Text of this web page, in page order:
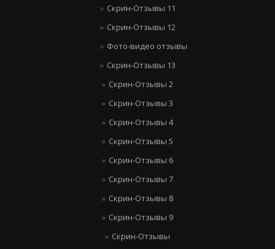
Скрин-Отзывы 11
Скрин-Отзывы 12
Фото-видео отзывы
Скрин-Отзывы 13
Скрин-Отзывы 2
Скрин-Отзывы 3
Скрин-Отзывы 4
Скрин-Отзывы 5
Скрин-Отзывы 6
Скрин-Отзывы 7
Скрин-Отзывы 8
Скрин-Отзывы 9
Скрин-Отзывы